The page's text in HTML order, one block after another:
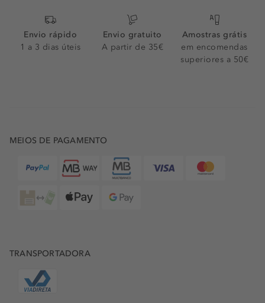
Envio rápido
1 a 3 dias úteis
Envio gratuito
A partir de 35€
Amostras grátis
em encomendas
superiores a 50€
MEIOS DE PAGAMENTO
TRANSPORTADORA